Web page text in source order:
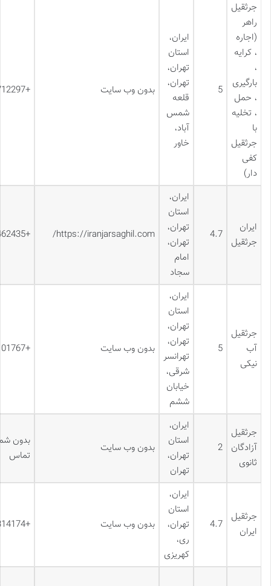
جرثقیل
راهر
(اجاره
، کرایه
،
بارگیری
، حمل
، تخلیه
با
جرثقیل
کفی
دار)
5
ایران،
استان
تهران،
تهران،
قلعه
شمس
آباد،
خاور
بدون وب سایت +989120712297
ایران
جرثقیل
4.7
ایران،
استان
تهران،
تهران،
امام
سجاد
https://iranjarsaghil.com/
+982133462435
جرثقیل
آب
نیکی
5
ایران،
استان
تهران،
تهران،
تهرانسر
شرقی،
خیابان
ششم
بدون وب سایت +989123101767
جرثقیل
آزادگان
ثانوی
2
ایران،
استان
تهران،
تهران
بدون وب سایت
بدون
تماس
جرثقیل
ایران
4.7
ایران،
استان
تهران،
ری،
کهریزی
بدون وب سایت +989001314174